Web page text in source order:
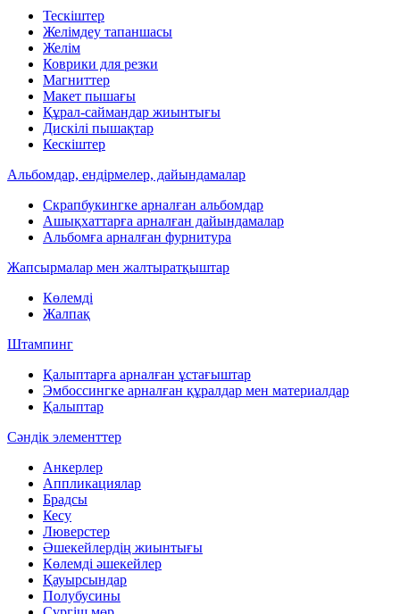
Тескіштер
Желімдеу тапаншасы
Желім
Коврики для резки
Магниттер
Макет пышағы
Құрал-саймандар жиынтығы
Дискілі пышақтар
Кескіштер
Альбомдар, ендірмелер, дайындамалар
Скрапбукингке арналған альбомдар
Ашықхаттарға арналған дайындамалар
Альбомға арналған фурнитура
Жапсырмалар мен жалтыратқыштар
Көлемді
Жалпақ
Штампинг
Қалыптарға арналған ұстағыштар
Эмбоссингке арналған құралдар мен материалдар
Қалыптар
Сәндік элементтер
Анкерлер
Аппликациялар
Брадсы
Кесу
Люверстер
Әшекейлердің жиынтығы
Көлемді әшекейлер
Қауырсындар
Полубусины